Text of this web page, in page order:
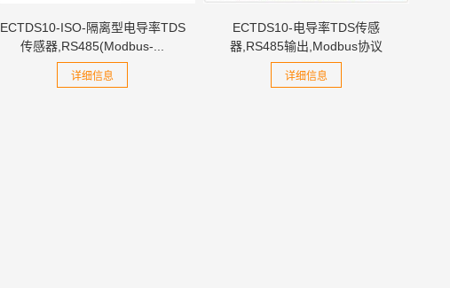
ECTDS10-ISO-隔离型电导率TDS
传感器,RS485(Modbus-...
详细信息
ECTDS10-电导率TDS传感
器,RS485输出,Modbus协议
详细信息